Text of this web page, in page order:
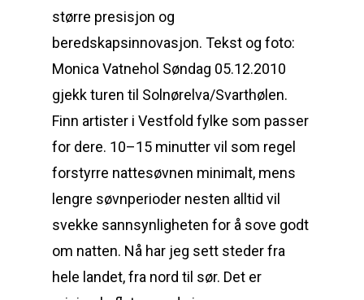
større presisjon og
beredskapsinnovasjon. Tekst og foto:
Monica Vatnehol Søndag 05.12.2010
gjekk turen til Solnørelva/Svarthølen.
Finn artister i Vestfold fylke som passer
for dere. 10–15 minutter vil som regel
forstyrre nattesøvnen minimalt, mens
lengre søvnperioder nesten alltid vil
svekke sannsynligheten for å sove godt
om natten. Nå har jeg sett steder fra
hele landet, fra nord til sør. Det er